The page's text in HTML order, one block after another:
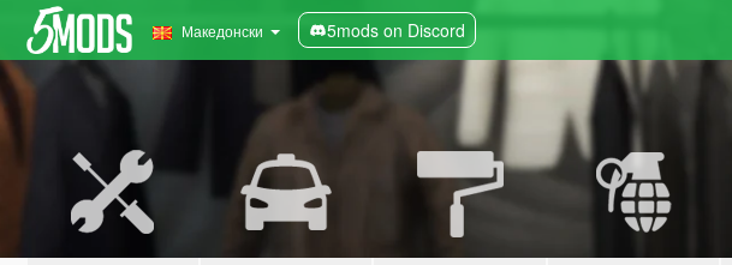
Македонски 5mods on Discord